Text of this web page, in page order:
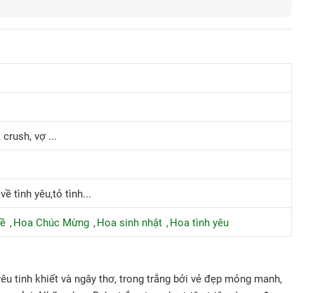
vợ ...
tình yêu,tỏ tình...
Hoa Chúc Mừng Hoa sinh nhật Hoa tình yêu
tinh khiết và ngây thơ, trong trắng bởi vẻ đẹp mỏng manh,